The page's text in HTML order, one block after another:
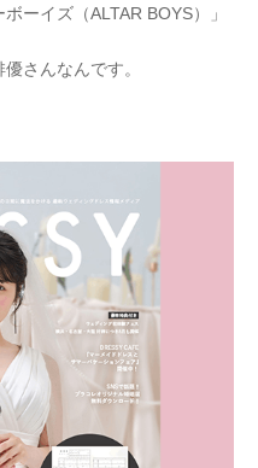
ーイズ（ALTAR BOYS）」
さんなんです。